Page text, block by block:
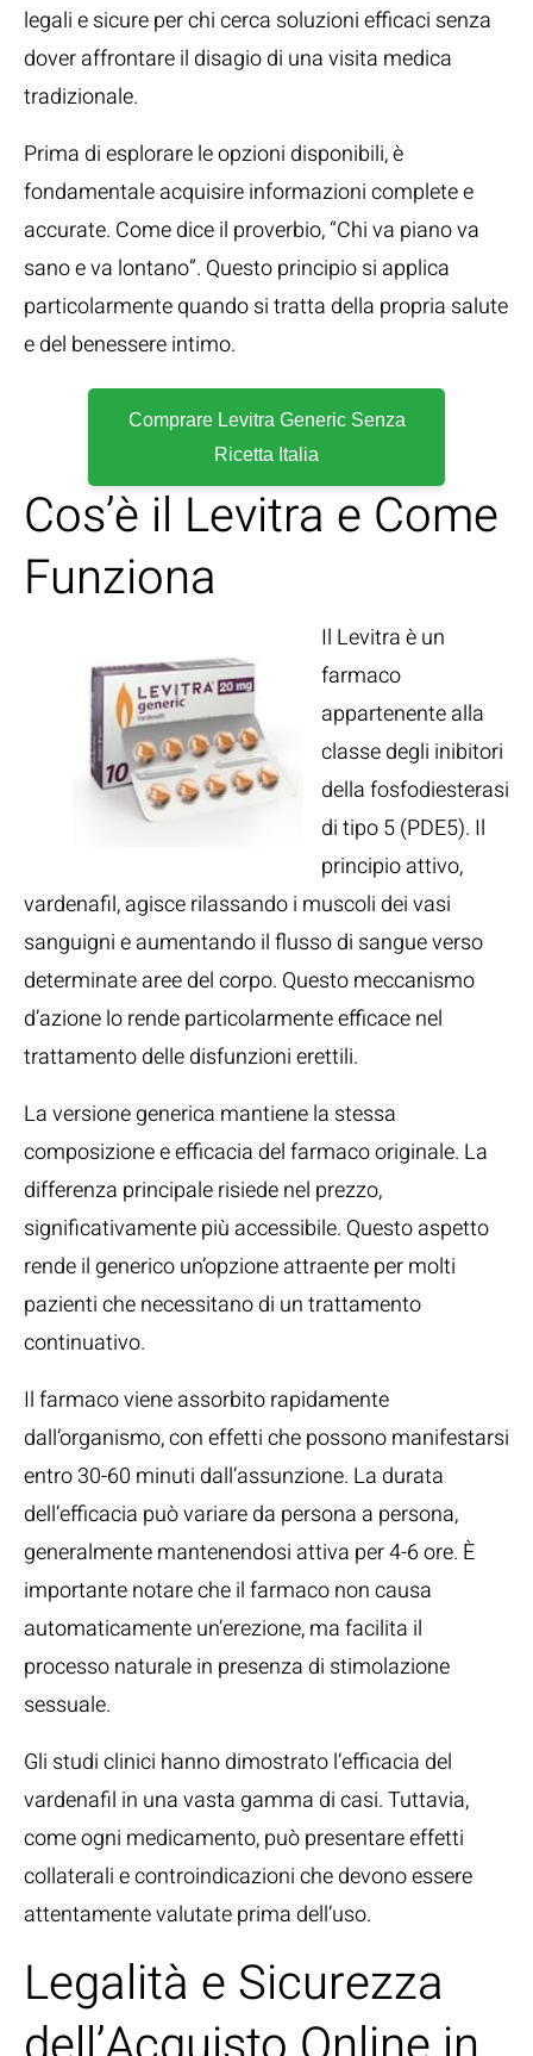
legali e sicure per chi cerca soluzioni efficaci senza
dover affrontare il disagio di una visita medica
tradizionale.
Prima di esplorare le opzioni disponibili, è
fondamentale acquisire informazioni complete e
accurate. Come dice il proverbio, “Chi va piano va
sano e va lontano”. Questo principio si applica
particolarmente quando si tratta della propria salute
e del benessere intimo.
Comprare Levitra Generic Senza
Ricetta Italia
Cos’è il Levitra e Come
Funziona
Il Levitra è un
farmaco
appartenente alla
classe degli inibitori
della fosfodiesterasi
di tipo 5 (PDE5). Il
principio attivo,
vardenafil, agisce rilassando i muscoli dei vasi
sanguigni e aumentando il flusso di sangue verso
determinate aree del corpo. Questo meccanismo
d’azione lo rende particolarmente efficace nel
trattamento delle disfunzioni erettili.
La versione generica mantiene la stessa
composizione e efficacia del farmaco originale. La
differenza principale risiede nel prezzo,
significativamente più accessibile. Questo aspetto
rende il generico un’opzione attraente per molti
pazienti che necessitano di un trattamento
continuativo.
Il farmaco viene assorbito rapidamente
dall’organismo, con effetti che possono manifestarsi
entro 30-60 minuti dall’assunzione. La durata
dell’efficacia può variare da persona a persona,
generalmente mantenendosi attiva per 4-6 ore. È
importante notare che il farmaco non causa
automaticamente un’erezione, ma facilita il
processo naturale in presenza di stimolazione
sessuale.
Gli studi clinici hanno dimostrato l’efficacia del
vardenafil in una vasta gamma di casi. Tuttavia,
come ogni medicamento, può presentare effetti
collaterali e controindicazioni che devono essere
attentamente valutate prima dell’uso.
Legalità e Sicurezza